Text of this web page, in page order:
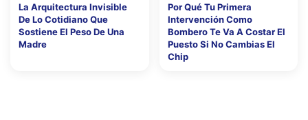
La Arquitectura Invisible
De Lo Cotidiano Que
Sostiene El Peso De Una
Madre
Por Qué Tu Primera
Intervención Como
Bombero Te Va A Costar El
Puesto Si No Cambias El
Chip